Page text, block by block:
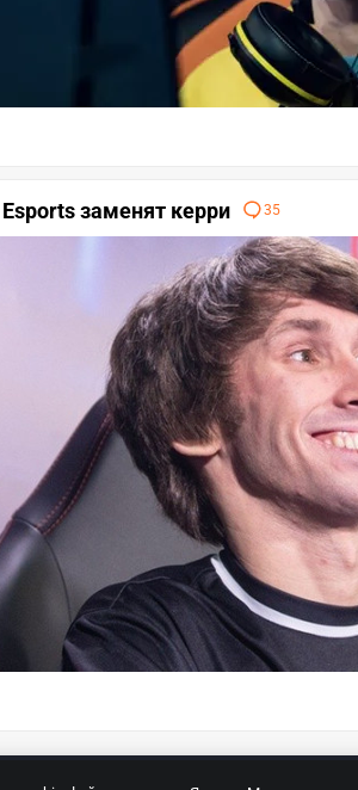
заменят керри 35